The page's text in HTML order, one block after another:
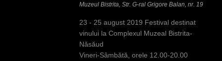
Muzeul Bistrita, Str. G-ral Grigore Balan, nr. 19
23 - 25 august 2019 Festival destinat
vinului la Complexul Muzeal Bistrita-
Năsăud
Vineri-Sâmbătă, orele 12.00-20.00